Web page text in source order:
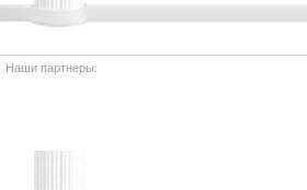
Наши партнеры: